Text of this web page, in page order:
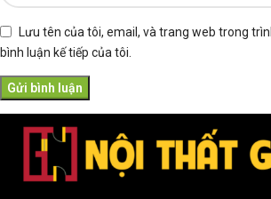
Lưu tên của tôi, email, và trang web trong
bình luận kế tiếp của tôi.